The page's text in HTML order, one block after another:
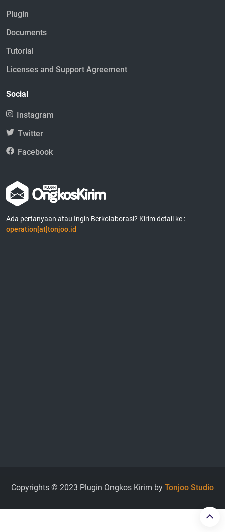
Plugin
Documents
Tutorial
Licenses and Support Agreement
Social
Instagram
Twitter
Facebook
Ada pertanyaan atau Ingin Berkolaborasi? Kirim detail ke :
operation[at]tonjoo.id
Copyrights © 2023 Plugin Ongkos Kirim by Tonjoo Studio